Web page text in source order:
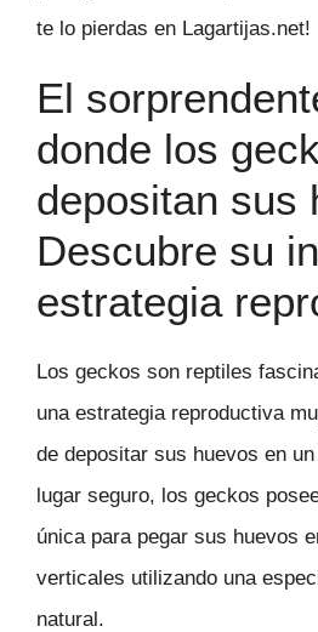
te lo pierdas en Lagartijas.net!
El
donde los
depositan sus
Descubre su
estrategia
Los geckos son reptiles
una estrategia reproductiva
de depositar sus huevos en
lugar seguro, los geckos
única para pegar sus huevos
verticales utilizando una
natural.